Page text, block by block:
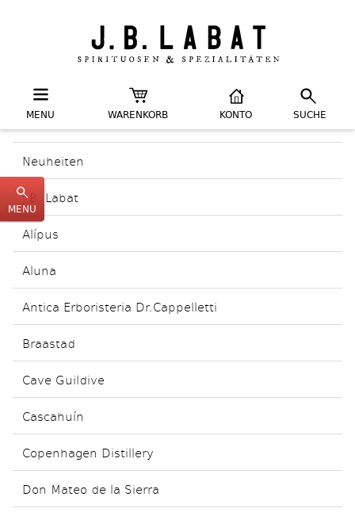
MENU WARENKORB KONTO SUCHE
Neuheiten
J.B. Labat
Alípus
Aluna
Antica Erboristeria Dr.Cappelletti
Braastad
Cave Guildive
Cascahuín
Copenhagen Distillery
Don Mateo de la Sierra
MENU